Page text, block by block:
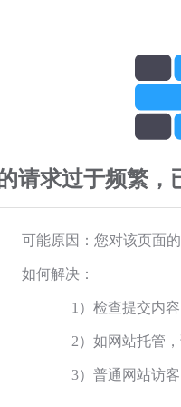
请求过于频繁，
可能原因：您对该页面
如何解决：
1）检查提交内容
2）如网站托管
3）普通网站访